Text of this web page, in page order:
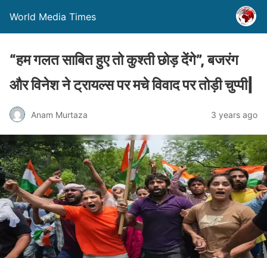
World Media Times
“हम गलत साबित हुए तो कुश्ती छोड़ देंगे”, बजरंग
और विनेश ने ट्रायल्स पर मचे विवाद पर तोड़ी चुप्पी|
Anam Murtaza 3 years ago